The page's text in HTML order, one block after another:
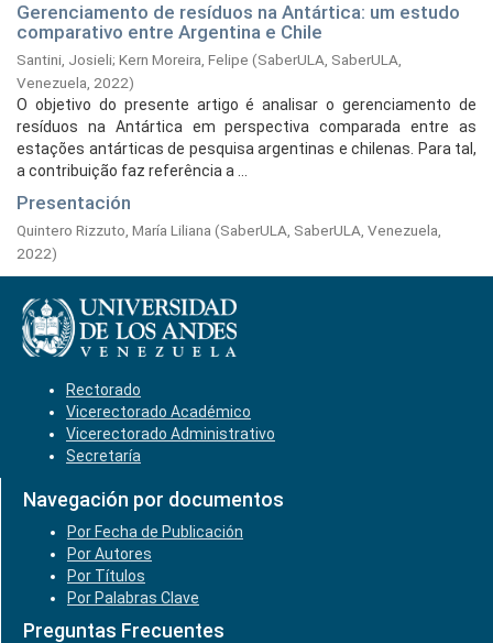
Gerenciamento de resíduos na Antártica: um estudo
comparativo entre Argentina e Chile
Santini, Josieli; Kern Moreira, Felipe (SaberULA, SaberULA,
Venezuela, 2022)
O objetivo do presente artigo é analisar o gerenciamento de
resíduos na Antártica em perspectiva comparada entre as
estações antárticas de pesquisa argentinas e chilenas. Para tal,
a contribuição faz referência a ...
Presentación
Quintero Rizzuto, María Liliana (SaberULA, SaberULA, Venezuela,
2022)
Rectorado
Vicerectorado Académico
Vicerectorado Administrativo
Secretaría
Navegación por documentos
Por Fecha de Publicación
Por Autores
Por Títulos
Por Palabras Clave
Preguntas Frecuentes